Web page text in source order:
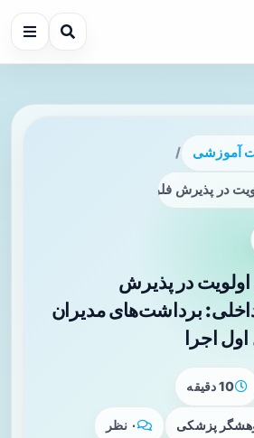
آموزشی /
در پذیرش فلوشیپ‌های داخلی:
در پذیرش
برداشت‌های مدیران
اجرا
10 دقیقه
پزشکی ۰ نظر